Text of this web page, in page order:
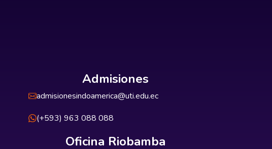
Admisiones
admisionesindoamerica@uti.edu.ec
(+593) 963 088 088
Oficina Riobamba